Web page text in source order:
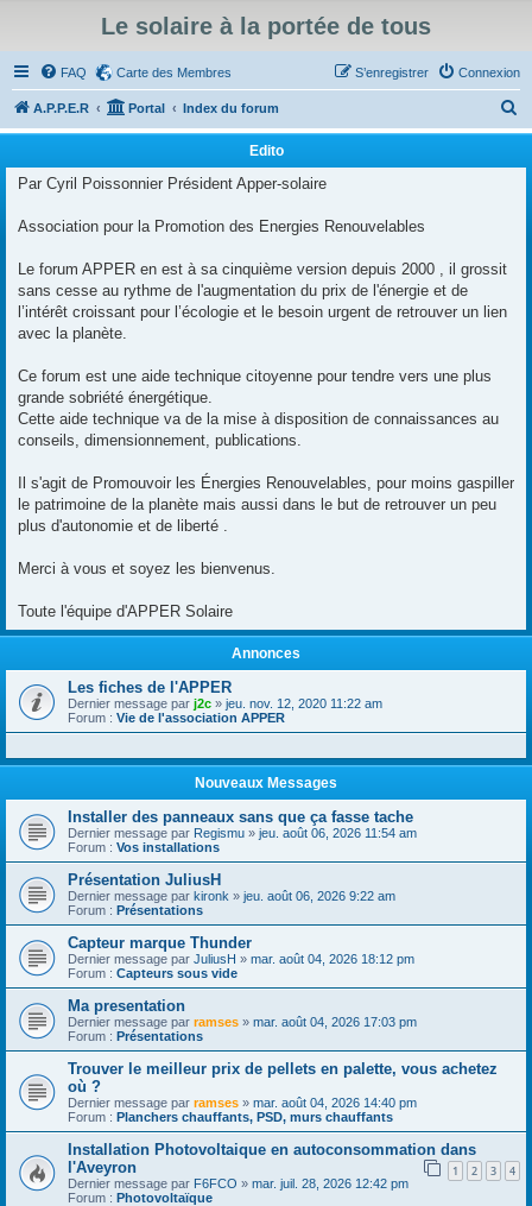
Le solaire à la portée de tous
FAQ Carte des Membres Connexion
S’enregistrer
A.P.P.E.R Portal Index du forum
e
Edito
Par Cyril Poissonnier Président Apper-solaire
Association pour la Promotion des Energies Renouvelables
Le forum APPER en est à sa cinquième version depuis 2000 , il grossit
sans cesse au rythme de l'augmentation du prix de l'énergie et de
l’intérêt croissant pour l’écologie et le besoin urgent de retrouver un lien
avec la planète.
Ce forum est une aide technique citoyenne pour tendre vers une plus
grande sobriété énergétique.
Cette aide technique va de la mise à disposition de connaissances au
conseils, dimensionnement, publications.
Il s'agit de Promouvoir les Énergies Renouvelables, pour moins gaspiller
le patrimoine de la planète mais aussi dans le but de retrouver un peu
plus d'autonomie et de liberté .
Merci à vous et soyez les bienvenus.
Toute l'équipe d'APPER Solaire
Annonces
Les fiches de l'APPER
Dernier message par j2c » jeu. nov. 12, 2020 11:22 am
Forum : Vie de l'association APPER
Nouveaux Messages
Installer des panneaux sans que ça fasse tache
Dernier message par Regismu » jeu. août 06, 2026 11:54 am
Forum : Vos installations
Présentation JuliusH
Dernier message par kironk » jeu. août 06, 2026 9:22 am
Forum : Présentations
Capteur marque Thunder
Dernier message par JuliusH » mar. août 04, 2026 18:12 pm
Forum : Capteurs sous vide
Ma presentation
Dernier message par ramses » mar. août 04, 2026 17:03 pm
Forum : Présentations
Trouver le meilleur prix de pellets en palette, vous achetez
où ?
Dernier message par ramses » mar. août 04, 2026 14:40 pm
Forum : Planchers chauffants, PSD, murs chauffants
Installation Photovoltaique en autoconsommation dans
l'Aveyron
1 2 3 4
Dernier message par F6FCO » mar. juil. 28, 2026 12:42 pm
Forum : Photovoltaïque